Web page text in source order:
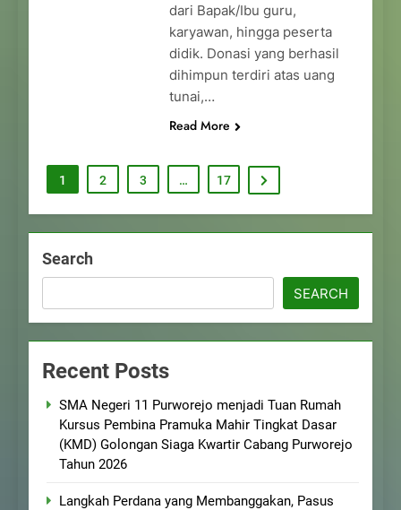
dari Bapak/Ibu guru,
karyawan, hingga peserta
didik. Donasi yang berhasil
dihimpun terdiri atas uang
tunai,…
Read More
1 2 3 … 17
Search
SEARCH
Recent Posts
SMA Negeri 11 Purworejo menjadi Tuan Rumah
Kursus Pembina Pramuka Mahir Tingkat Dasar
(KMD) Golongan Siaga Kwartir Cabang Purworejo
Tahun 2026
Langkah Perdana yang Membanggakan, Pasus